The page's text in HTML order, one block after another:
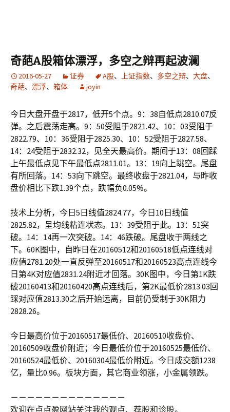
奇葩A股箱体漂浮，多空之辩再起波澜
2016-05-27 证券 A股、 上证指数、 多空之辩、 大盘、
奇葩、 漂浮、 箱体 joyin
今日大盘开盘于2817，低开5个点。9：38自低点2810.07反
弹。之后震荡走高。9：50受阻于2821.42、10：03受阻于
2822.79、10：36受阻于2825.30、10：52受阻于2827.58、
14：24受阻于2832.32，见全天最高价。期间于13：08回踩
上午最低点见下午最低点2811.01。13：19向上跳空。尾盘
有所回落。14：53向下跳空。最终收盘于2821.04，与昨收
盘价相比下跌1.39个点，跌幅负0.05%。
技术上分析，今日5日线值2824.77，今日10日线值
2825.82，呈均线粘连状态。13：39受阻于此。13：51突
破。14：14再一次突破。14：46跌破。尾盘收于两线之
下。60K图中，自昨日在20160512和20160518低点连线对
应值2781.20处一直反弹至20160517和20160523高点连线今
日第4K对应值2831.24附近才回落。30K图中，今日第1K跌
破20160413和20160420高点连线后，第2K最低价2813.03回
踩对应值2813.30之后开始远离，目前仍受制于30K阻力
2828.26。
今日最高价位于20160517最低价、20160510收盘价、
20160509收盘价附近；今日最低价位于20160525最低价、
20160524最低价、20160304最低价附近。今日成交额1238
亿，量比0.96。板块方面，其它商业领涨，小金属领跌。
－－－－－－－－－－－－－－
欢迎在点点盈网站关注我的观点、荐股和诊股。